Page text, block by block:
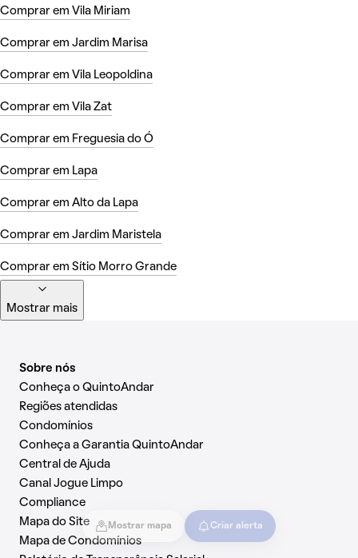
Mostrar mapa Criar alerta
Comprar em Vila Miriam
Comprar em Jardim Marisa
Comprar em Vila Leopoldina
Comprar em Vila Zat
Comprar em Freguesia do Ó
Comprar em Lapa
Comprar em Alto da Lapa
Comprar em Jardim Maristela
Comprar em Sítio Morro Grande
Mostrar mais
Sobre nós
Conheça o QuintoAndar
Regiões atendidas
Condomínios
Conheça a Garantia QuintoAndar
Central de Ajuda
Canal Jogue Limpo
Compliance
Mapa do Site
Mapa de Condomínios